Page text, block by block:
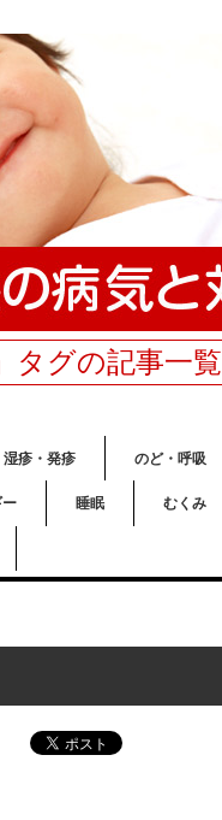
タグの記事一覧
湿疹・発疹 のど・呼吸
ー 睡眠 むくみ